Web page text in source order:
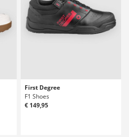
First Degree
F1 Shoes
€ 149,95